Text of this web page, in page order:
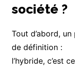
société ?
Tout d’abord, un
de définition :
l’hybride, c’est